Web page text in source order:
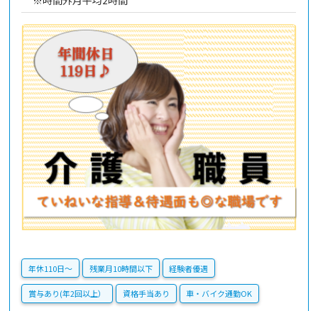
年休110日〜 残業月10時間以下 経験者優遇
賞与あり(年2回以上） 資格手当あり 車・バイク通勤OK